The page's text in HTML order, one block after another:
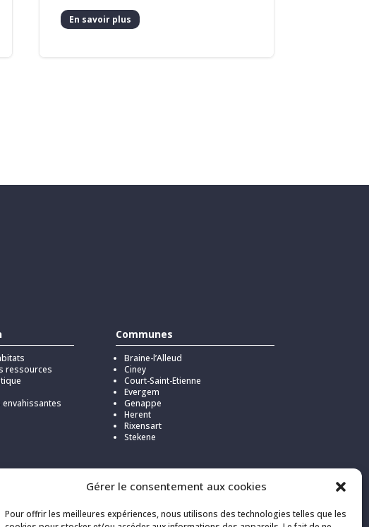
Gérer le consentement aux cookies
Pour offrir les meilleures expériences, nous utilisons des technologies telles que les
En savoir plus
ressources
Communes
Braine-l’Alleud
Ciney
Court-Saint-Etienne
Evergem
Genappe
Herent
Rixensart
Stekene
Kick a choisi
responsable et